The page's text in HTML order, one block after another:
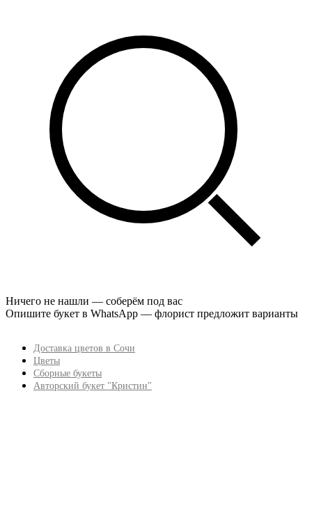
Ничего не нашли — соберём под вас
Опишите букет в WhatsApp — флорист предложит варианты
Доставка цветов в Сочи
Цветы
Сборные букеты
Авторский букет "Кристин"